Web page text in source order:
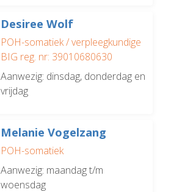
Desiree Wolf
POH-somatiek / verpleegkundige
BIG reg. nr: 39010680630
Aanwezig: dinsdag, donderdag en
vrijdag
Melanie Vogelzang
POH-somatiek
Aanwezig: maandag t/m
woensdag